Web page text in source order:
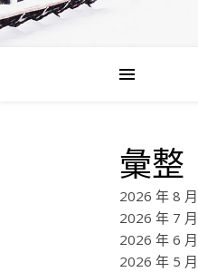
彙整
2026 年 8 月
2026 年 7 月
2026 年 6 月
2026 年 5 月